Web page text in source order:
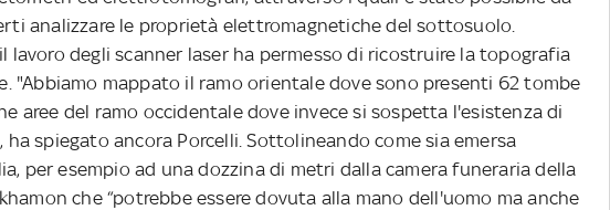
analizzare le proprietà elettromagnetiche del sottosuolo.
lavoro degli scanner laser ha permesso di ricostruire la topografia
"Abbiamo mappato il ramo orientale dove sono presenti 62 tombe
aree del ramo occidentale dove invece si sospetta l'esistenza di
ha spiegato ancora Porcelli. Sottolineando come sia emersa
per esempio ad una dozzina di metri dalla camera funeraria della
che “potrebbe essere dovuta alla mano dell'uomo ma anche